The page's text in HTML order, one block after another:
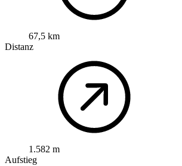
67,5 km
Distanz
1.582 m
Aufstieg